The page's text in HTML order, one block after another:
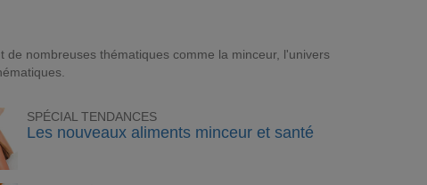
nombreuses thématiques comme la minceur, l'univers
SPÉCIAL TENDANCES
Les nouveaux aliments minceur et santé